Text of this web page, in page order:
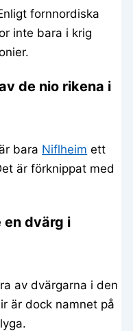
fornnordiska
inte bara i krig
de nio rikena i
bara Niflheim ett
är förknippat med
dvärg i
av dvärgarna i den
är dock namnet på